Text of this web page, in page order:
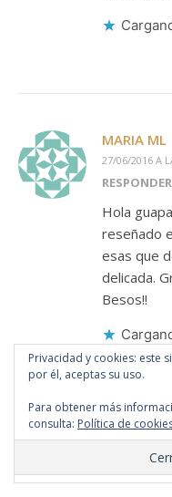
MARIA ML
27/06/2016 A
RESPONDER
Hola
reseñado
esas que
delicada.
Besos!!
DEJA
Privacidad y cookies: este
por él, aceptas su uso.
Para obtener más
consulta: Política de